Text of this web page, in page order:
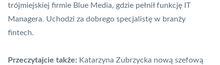
trójmiejskiej firmie Blue Media, gdzie pełnił funkcję IT
Managera. Uchodzi za dobrego specjalistę w branży
fintech.
Przeczytajcie także: Katarzyna Zubrzycka nową szefową